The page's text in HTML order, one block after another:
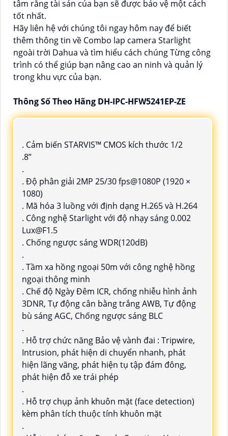
tâm rằng tài sản của bạn sẽ được bảo vệ một cách
tốt nhất.
Hãy liên hệ với chúng tôi ngay hôm nay để biết
thêm thông tin về Combo lap camera Starlight
ngoài trời Dahua và tìm hiểu cách chúng Từng công
trình có thể giúp bạn nâng cao an ninh và quản lý
trong khu vực của bạn.
Thông Số Theo Hãng DH-IPC-HFW5241EP-ZE
. Cảm biến STARVIS™ CMOS kích thước 1/2
.8”
.
. Độ phân giải 2MP 25/30 fps@1080P (1920 ×
1080)
. Mã hóa 3 luồng với định dạng H.265 và H.264
. Công nghệ Starlight với độ nhạy sáng 0.002
Lux@F1.5
. Chống ngược sáng WDR(120dB)
.
. Tầm xa hồng ngoại 50m với công nghệ hồng
ngoại thông minh
. Chế độ Ngày Đêm ICR, chống nhiễu hình ảnh
3DNR, Tự động cân bằng trắng AWB, Tự động
bù sáng AGC, Chống ngược sáng BLC
.
. Hỗ trợ chức năng Bảo vệ vành đai : Tripwire,
Intrusion, phát hiện di chuyển nhanh, phát
hiện lãng vãng, phát hiện tụ tập đám đông,
phát hiện đỗ xe trái phép
.
. Hỗ trợ chụp ảnh khuôn mặt (face detection)
kèm phân tích thuộc tính khuôn mặt
.